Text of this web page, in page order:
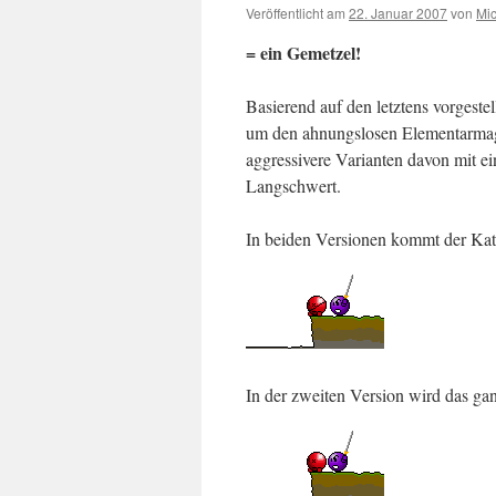
Veröffentlicht am 22. Januar 2007von
= ein Gemetzel!
Basierend auf den letztens
um den ahnungslosen
aggressivere Varianten davon mit
Langschwert.
In beiden Versionen kommt der
In der zweiten Version wird das